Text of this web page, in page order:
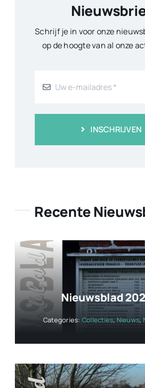
Schrijf je in voor onze
op de hoogte van al onze
INSCHRIJVEN
Recente
Nieuwsblad
Categories: Collecties, Nieuws,